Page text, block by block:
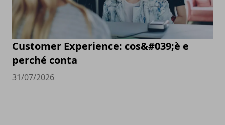
Customer Experience: cos&#039;è e
perché conta
31/07/2026